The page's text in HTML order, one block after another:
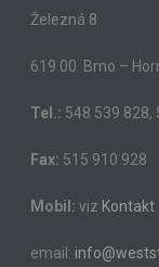
Železná 8
619 00 Brno –
Tel.: 548 539 828,
Fax: 515 910 928
Mobil: viz Kontakt
email: